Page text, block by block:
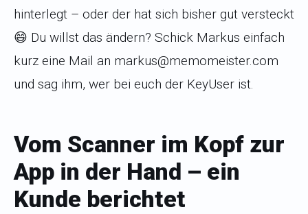
hinterlegt – oder der hat sich bisher gut versteckt
😄 Du willst das ändern? Schick Markus einfach
kurz eine Mail an markus@memomeister.com
und sag ihm, wer bei euch der KeyUser ist.
Vom Scanner im Kopf zur
App in der Hand – ein
Kunde berichtet